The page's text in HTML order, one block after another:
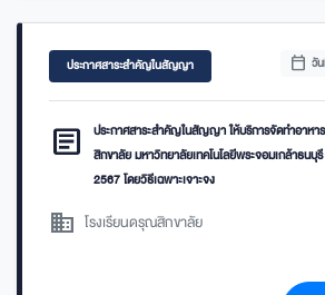
ประกาศสาระสำคัญในสัญญา calendar_today วั
article
ประกาศสาระสำคัญในสัญญา ให้บริการจัดทำอาหา
สิกขาลัย มหาวิทยาลัยเทคโนโลยีพระจอมเกล้าธนบุ
2567 โดยวิธีเฉพาะเจาะจง
domain โรงเรียนดรุณสิกขาลัย